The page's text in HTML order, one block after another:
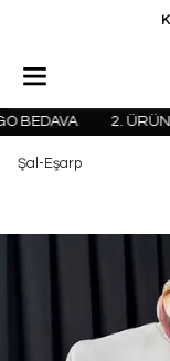
2.
Şal-Eşarp